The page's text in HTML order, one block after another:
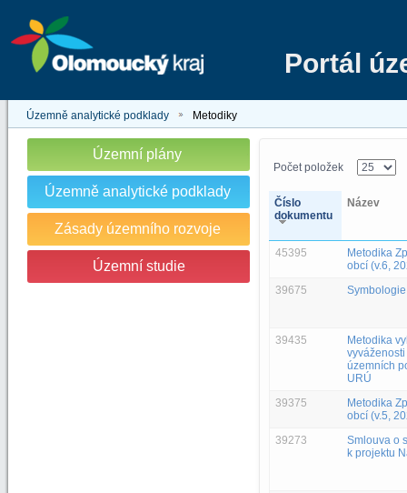
Portál
Územně analytické podklady Metodiky
Územní plány
Územně analytické podklady
Zásady územního rozvoje
Územní studie
Počet položek
Číslo
dokumentu
Název
45395
Metodika
obcí (v.6,
39675
39435
Metodika
územních
URÚ
39375
Metodika
obcí (v.5,
39273
Smlouva o
k projektu